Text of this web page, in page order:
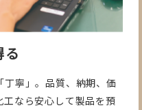
る
寧」。品質、納期、価
なら安心して製品を預